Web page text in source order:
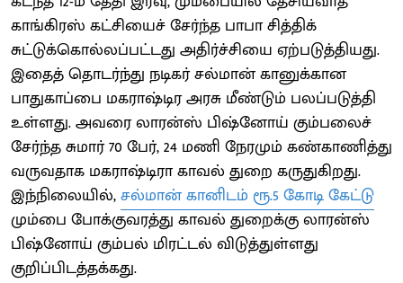
காங்கிரஸ் கட்சியைச் சேர்ந்த பாபா சித்திக்
சுட்டுக்கொல்லப்பட்டது அதிர்ச்சியை ஏற்படுத்தியது.
இதைத் தொடர்ந்து நடிகர் சல்மான் கானுக்கான
பாதுகாப்பை மகராஷ்டிர அரசு மீண்டும் பலப்படுத்தி
உள்ளது. அவரை லாரன்ஸ் பிஷ்னோய் கும்பலைச்
சேர்ந்த சுமார் 70 பேர், 24 மணி நேரமும் கண்காணித்து
வருவதாக மகராஷ்டிரா காவல் துறை கருதுகிறது.
இந்நிலையில்,சல்மான் கானிடம் ரூ.5 கோடி கேட்டு
மும்பை போக்குவரத்து காவல் துறைக்கு லாரன்ஸ்
பிஷ்னோய் கும்பல் மிரட்டல் விடுத்துள்ளது
குறிப்பிடத்தக்கது.